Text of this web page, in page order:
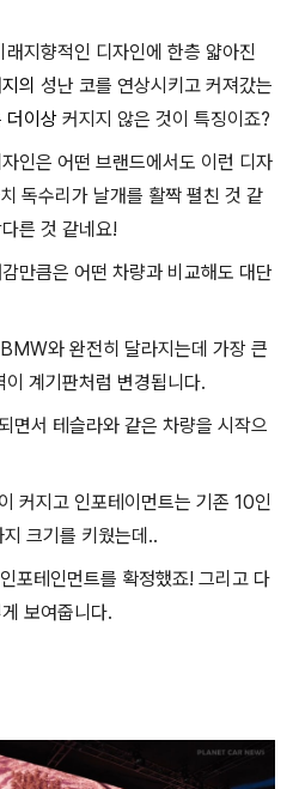
지향적인 디자인에 한층 얇아진
의 성난 코를 연상시키고 커져갔는
더이상 커지지 않은 것이 특징이죠?
인은 어떤 브랜드에서도 이런 디자
독수리가 날개를 활짝 펼친 것 같
른 것 같네요!
만큼은 어떤 차량과 비교해도 대단
와 완전히 달라지는데 가장 큰
계기판처럼 변경됩니다.
면서 테슬라와 같은 차량을 시작으
커지고 인포테이먼트는 기존 10인
크기를 키웠는데..
포테인먼트를 확정했죠! 그리고 다
보여줍니다.